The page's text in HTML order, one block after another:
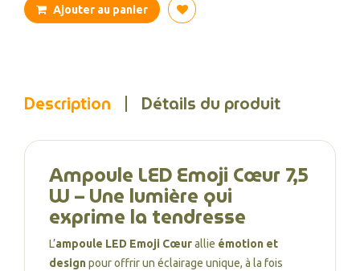
Ajouter au panier
Description Détails du produit
Ampoule LED Emoji Cœur 7,5
W – Une lumière qui
exprime la tendresse
L’ampoule LED Emoji Cœurallie émotion et
designpour offrir un éclairage unique, à la fois